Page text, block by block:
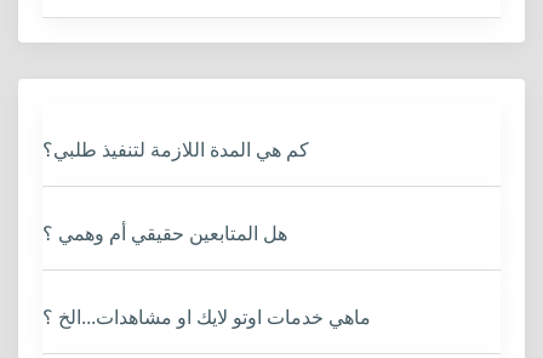
كم هي المدة اللازمة لتنفيذ طلبي؟
هل المتابعين حقيقي أم وهمي ؟
ماهي خدمات اوتو لايك او مشاهدات...الخ ؟